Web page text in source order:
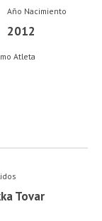
Año Nacimiento
2012
Atleta
Tovar